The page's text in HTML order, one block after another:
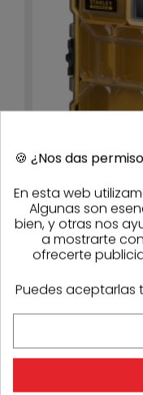
Organizador
43,14 € - 15%
🍪 ¿Nos das
En esta web
Algunas son
bien, y otras nos
a mostrarte
ofrecerte
Puedes aceptarlas